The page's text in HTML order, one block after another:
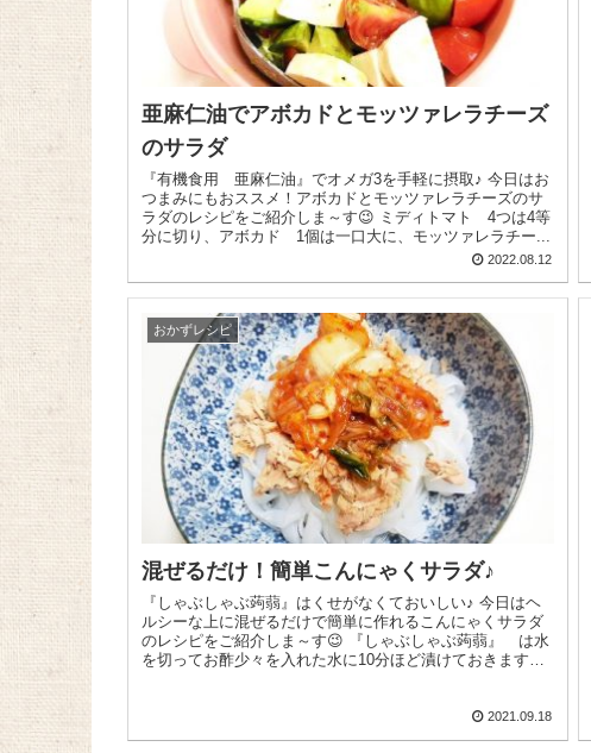
亜麻仁油でアボカドとモッツァレラチーズ
のサラダ
『有機食用 亜麻仁油』でオメガ3を手軽に摂取♪ 今日はお
つまみにもおススメ！アボカドとモッツァレラチーズのサ
ラダのレシピをご紹介しま～す😉 ミディトマト 4つは4等
分に切り、アボカド 1個は一口大に、モッツァレラチー...
2022.08.12
おかずレシピ
混ぜるだけ！簡単こんにゃくサラダ♪
『しゃぶしゃぶ蒟蒻』はくせがなくておいしい♪ 今日はヘ
ルシーな上に混ぜるだけで簡単に作れるこんにゃくサラダ
のレシピをご紹介しま～す😉 『しゃぶしゃぶ蒟蒻』 は水
を切ってお酢少々を入れた水に10分ほど漬けておきます。
2021.09.18